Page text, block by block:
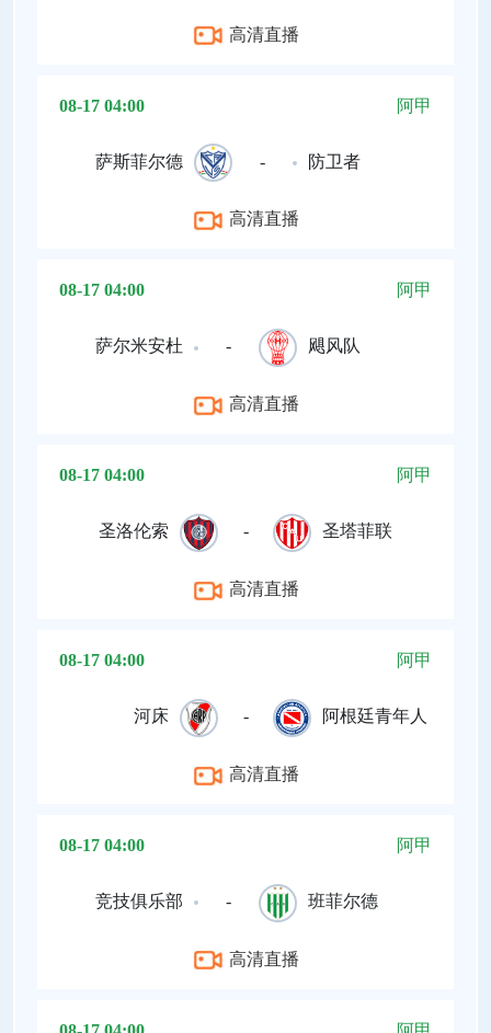
高清直播
08-17 04:00 阿甲
萨斯菲尔德 - 防卫者
高清直播
08-17 04:00 阿甲
萨尔米安杜 - 飓风队
高清直播
08-17 04:00 阿甲
圣洛伦索 - 圣塔菲联
高清直播
08-17 04:00 阿甲
河床 - 阿根廷青年人
高清直播
08-17 04:00 阿甲
竞技俱乐部 - 班菲尔德
高清直播